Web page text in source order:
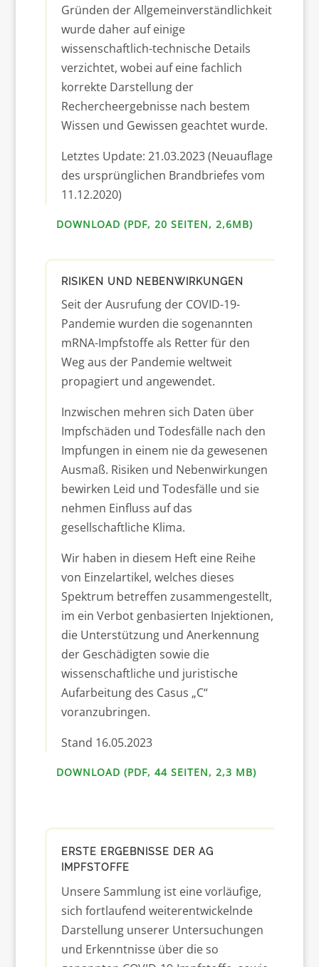
Gründen der Allgemeinverständlichkeit
wurde daher auf einige
wissenschaftlich-technische Details
verzichtet, wobei auf eine fachlich
korrekte Darstellung der
Rechercheergebnisse nach bestem
Wissen und Gewissen geachtet wurde.
Letztes Update: 21.03.2023 (Neuauflage
des ursprünglichen Brandbriefes vom
11.12.2020)
DOWNLOAD (PDF, 20 SEITEN, 2,6MB)
RISIKEN UND NEBENWIRKUNGEN
Seit der Ausrufung der COVID-19-
Pandemie wurden die sogenannten
mRNA-Impfstoffe als Retter für den
Weg aus der Pandemie weltweit
propagiert und angewendet.
Inzwischen mehren sich Daten über
Impfschäden und Todesfälle nach den
Impfungen in einem nie da gewesenen
Ausmaß. Risiken und Nebenwirkungen
bewirken Leid und Todesfälle und sie
nehmen Einfluss auf das
gesellschaftliche Klima.
Wir haben in diesem Heft eine Reihe
von Einzelartikel, welches dieses
Spektrum betreffen zusammengestellt,
im ein Verbot genbasierten Injektionen,
die Unterstützung und Anerkennung
der Geschädigten sowie die
wissenschaftliche und juristische
Aufarbeitung des Casus „C“
voranzubringen.
Stand 16.05.2023
DOWNLOAD (PDF, 44 SEITEN, 2,3 MB)
ERSTE ERGEBNISSE DER AG
IMPFSTOFFE
Unsere Sammlung ist eine vorläufige,
sich fortlaufend weiterentwickelnde
Darstellung unserer Untersuchungen
und Erkenntnisse über die so